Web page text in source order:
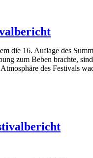
die 16. Auflage des
zum Beben brachte,
des Festivals